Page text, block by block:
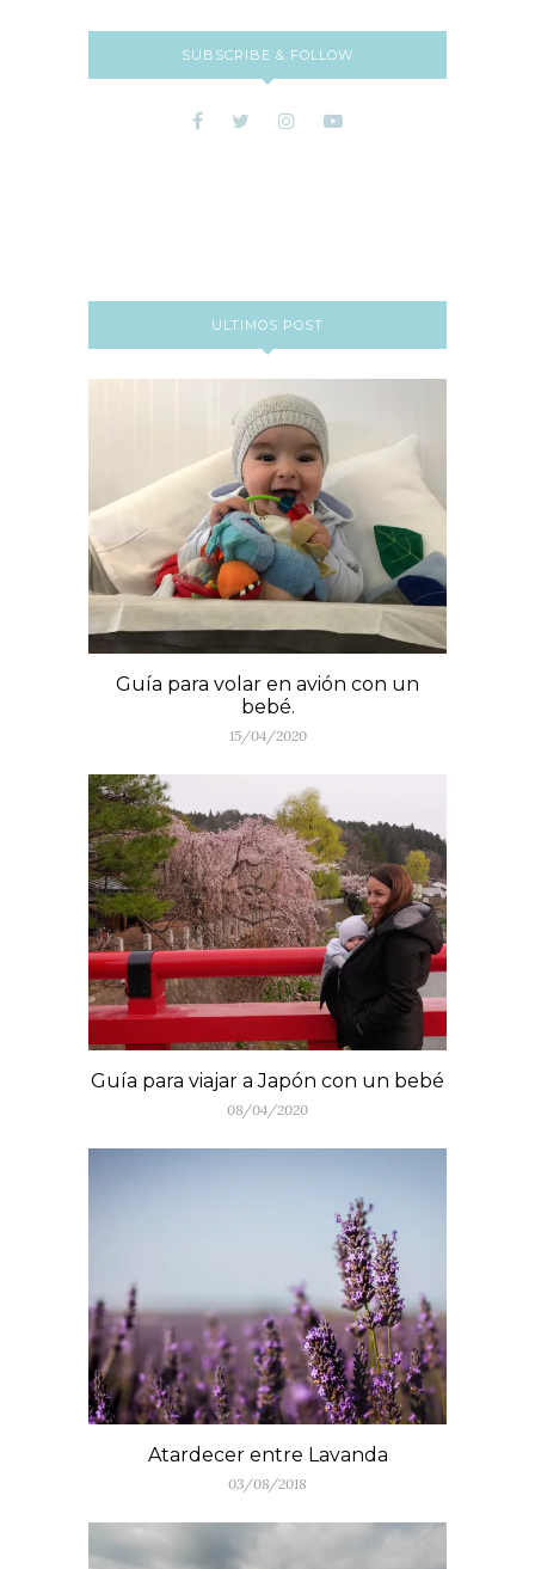
SUBSCRIBE & FOLLOW
ULTIMOS POST
Guía para volar en avión con un
bebé.
15/04/2020
Guía para viajar a Japón con un bebé
08/04/2020
Atardecer entre Lavanda
03/08/2018